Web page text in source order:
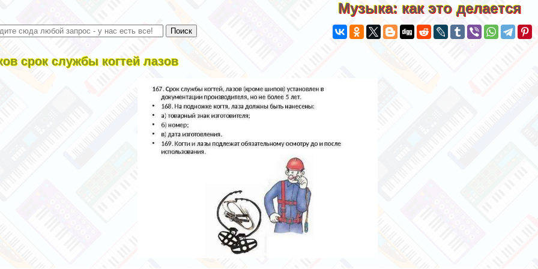
Музыка: как это делается
срок службы когтей лазов